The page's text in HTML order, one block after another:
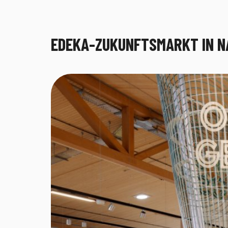
EDEKA-ZUKUNFTSMARKT IN